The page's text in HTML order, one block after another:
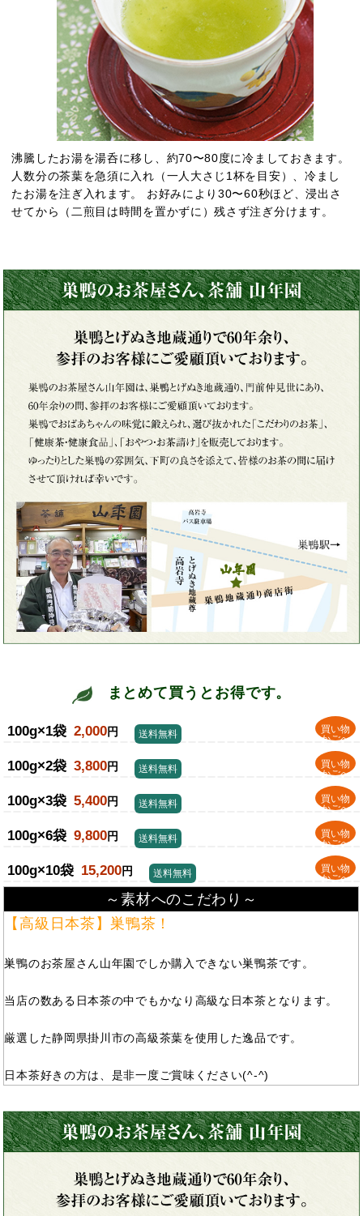
沸騰したお湯を湯呑に移し、約70〜80度に冷ましておきます。
人数分の茶葉を急須に入れ（一人大さじ1杯を目安）、冷まし
たお湯を注ぎ入れます。 お好みにより30〜60秒ほど、浸出さ
せてから（二煎目は時間を置かずに）残さず注ぎ分けます。
まとめて買うとお得です。
100g×1袋 2,000円
買い物
かごへ
送料無料
100g×2袋 3,800円
買い物
かごへ
送料無料
100g×3袋 5,400円
買い物
かごへ
送料無料
100g×6袋 9,800円
買い物
かごへ
送料無料
100g×10袋 15,200円
買い物
かごへ
送料無料
～素材へのこだわり～
【高級日本茶】巣鴨茶！
巣鴨のお茶屋さん山年園でしか購入できない巣鴨茶です。
当店の数ある日本茶の中でもかなり高級な日本茶となります。
厳選した静岡県掛川市の高級茶葉を使用した逸品です。
日本茶好きの方は、是非一度ご賞味ください(^-^)